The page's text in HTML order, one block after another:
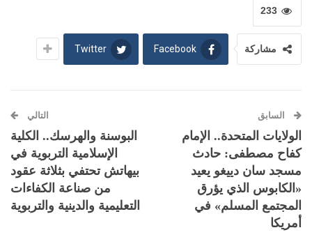
233
مشاركة Facebook
Twitter
السابق
الولايات المتحدة.. الإمام
كفاح مصطفى: حادث
مسجد سان دييغو يعيد
«الكابوس الذي يؤرق
المجتمع المسلم» في
أمريكا
التالي
البوسنة والهرسك.. الكلية
الإسلامية التربوية في
بيهاتش تحتفي بثلاثة عقود
من صناعة الكفاءات
التعليمية والدينية والتربوية